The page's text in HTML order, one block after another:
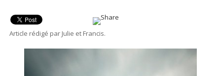
Article rédigé par Julie et Francis.